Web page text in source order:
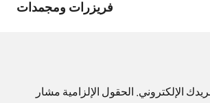
فريزرات ومجمدات
الإلكتروني. الحقول الإلزامية مشار